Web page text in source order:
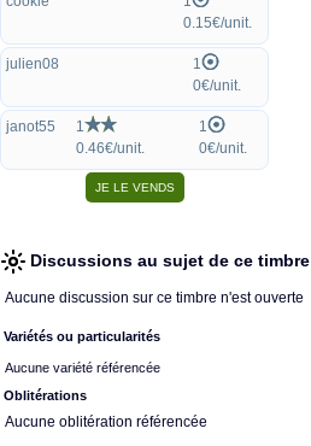
0.15€/unit.
julien08
1
0€/unit.
janot55
1
0.46€/unit.
1
0€/unit.
Discussions au sujet de ce timbre
Aucune discussion sur ce timbre n'est ouverte
Variétés ou particularités
Aucune variété référencée
Oblitérations
Aucune oblitération référencée